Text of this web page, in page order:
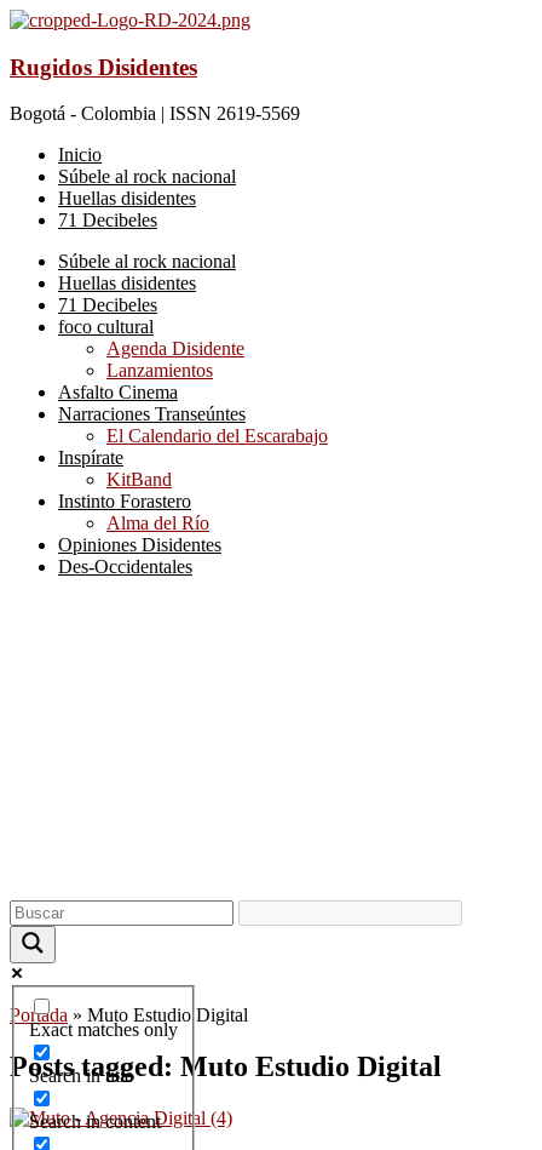
Rugidos Disidentes
Bogotá - Colombia | ISSN 2619-5569
Inicio
Súbele al rock nacional
Huellas disidentes
71 Decibeles
Súbele al rock nacional
Huellas disidentes
71 Decibeles
foco cultural
Agenda Disidente
Lanzamientos
Asfalto Cinema
Narraciones Transeúntes
El Calendario del Escarabajo
Inspírate
KitBand
Instinto Forastero
Alma del Río
Opiniones Disidentes
Des-Occidentales
Exact matches only
Search in title
Search in content
Portada » Muto Estudio Digital
Posts tagged: Muto Estudio Digital